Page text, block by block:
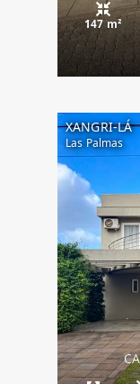
147 m²
XANGRI-LÁ
Las Palmas